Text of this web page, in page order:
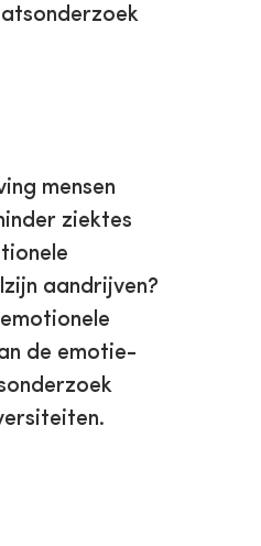
mensen
ziektes
aandrijven?
de emotie-